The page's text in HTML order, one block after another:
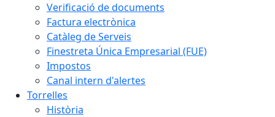
Verificació de documents
Factura electrònica
Catàleg de Serveis
Finestreta Única Empresarial (FUE)
Impostos
Canal intern d'alertes
Torrelles
Història